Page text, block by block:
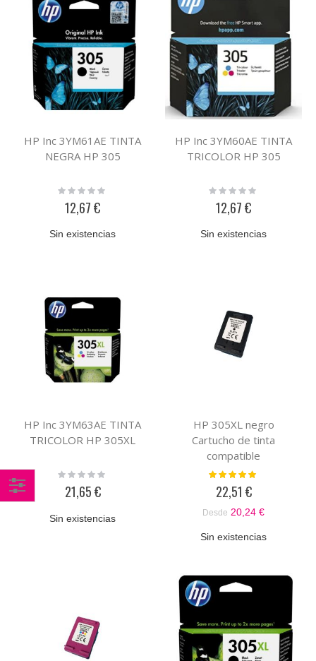
HP Inc 3YM61AE TINTA
NEGRA HP 305
Rating:
12,67 €
Sin existencias
HP Inc 3YM60AE TINTA
TRICOLOR HP 305
Rating:
12,67 €
Sin existencias
HP Inc 3YM63AE TINTA
TRICOLOR HP 305XL
Rating:
21,65 €
Sin existencias
HP 305XL negro
Cartucho de tinta
compatible
Valoración:
22,51 €
Desde 20,24 €
Sin existencias
Comprar